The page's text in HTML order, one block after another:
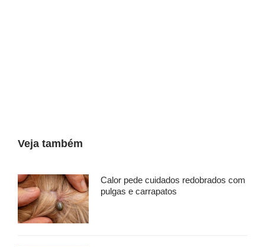
Veja também
Calor pede cuidados redobrados com
pulgas e carrapatos